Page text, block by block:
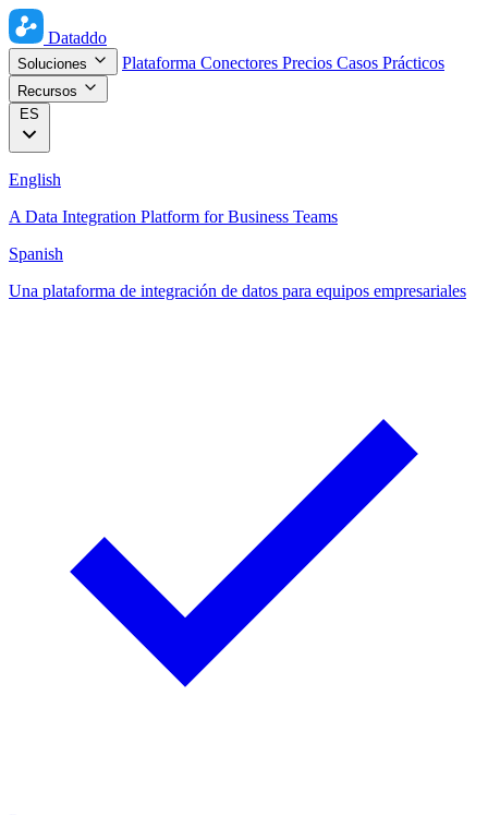
Dataddo
Soluciones Plataforma Conectores Precios Casos Prácticos
Recursos
ES
English
A Data Integration Platform for Business Teams
Spanish
Una plataforma de integración de datos para equipos empresariales